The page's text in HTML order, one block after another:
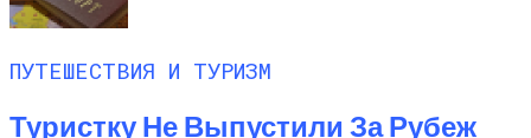
ПУТЕШЕСТВИЯ И ТУРИЗМ
Туристку Не Выпустили За Рубеж